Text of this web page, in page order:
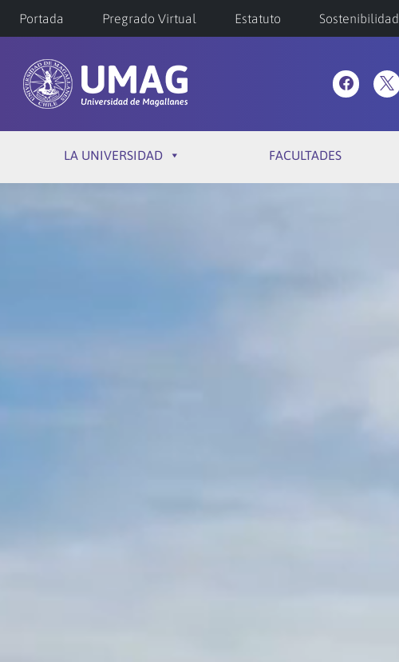
Portada Pregrado Virtual Estatuto Sostenibilidad
LA UNIVERSIDAD FACULTADES